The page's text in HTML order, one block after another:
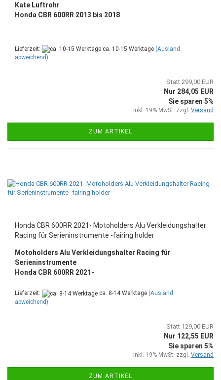
Kate Luftrohr
Honda CBR 600RR 2013 bis 2018
Lieferzeit: ca. 10-15 Werktage (Ausland
abweichend)
Statt 299,00 EUR
Nur 284,05 EUR
Sie sparen 5%
inkl. 19% MwSt. zzgl. Versand
ZUM ARTIKEL
Honda CBR 600RR 2021- Motoholders Alu Verkleidungshalter
Racing für Serieninstrumente -fairing holder
Motoholders Alu Verkleidungshalter Racing für
Serieninstrumente
Honda CBR 600RR 2021-
Lieferzeit: ca. 8-14 Werktage (Ausland
abweichend)
Statt 129,00 EUR
Nur 122,55 EUR
Sie sparen 5%
inkl. 19% MwSt. zzgl. Versand
ZUM ARTIKEL